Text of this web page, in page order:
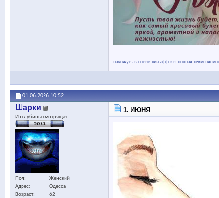
нахожусь в состоянии аффекта.полная
01.06.2026 10:52
Шарки
Из глубины смотрящая
Пол
Женский
Адрес
Одесса
Возраст
62
1. ИЮНЯ